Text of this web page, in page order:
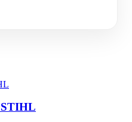
STIHL